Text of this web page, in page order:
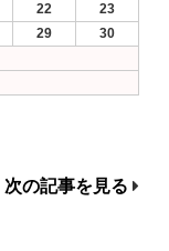
22
23
29
30
次の記事を見る